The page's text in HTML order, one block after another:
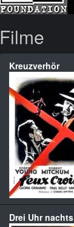
Filme
Kreuzverhör
Drei Uhr nachts